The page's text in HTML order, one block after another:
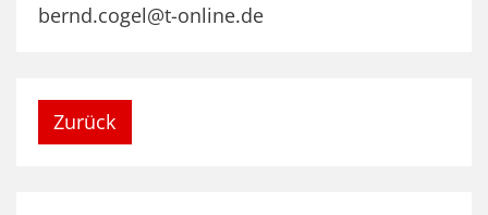
bernd.cogel@t-online.de
Zurück